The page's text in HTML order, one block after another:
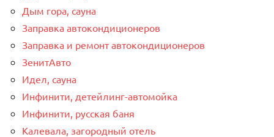
Дым гора, сауна
Заправка автокондиционеров
Заправка и ремонт автокондиционеров
ЗенитАвто
Идел, сауна
Инфинити, детейлинг-автомойка
Инфинити, русская баня
Калевала, загородный отель